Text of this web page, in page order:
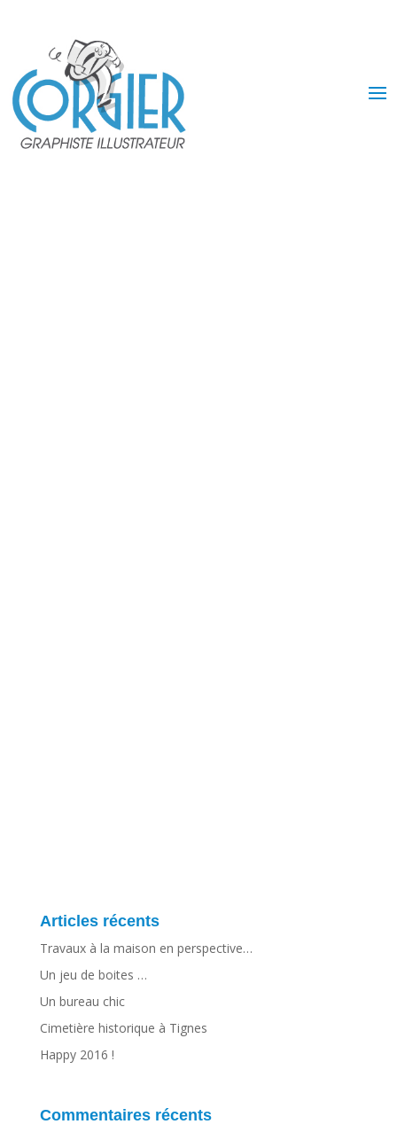
Articles récents
Travaux à la maison en perspective…
Un jeu de boites …
Un bureau chic
Cimetière historique à Tignes
Happy 2016 !
Commentaires récents